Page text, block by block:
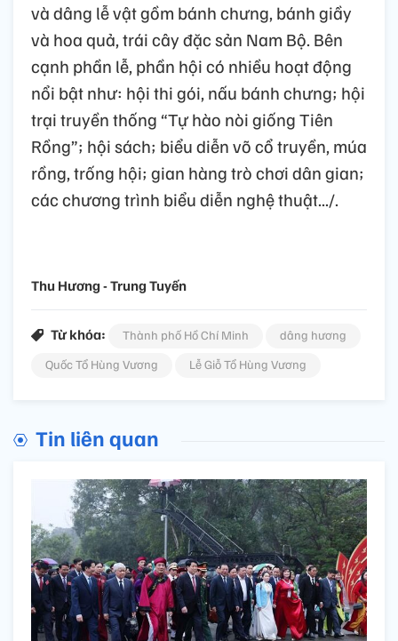
và dâng lễ vật gồm bánh chưng, bánh giầy
và hoa quả, trái cây đặc sản Nam Bộ. Bên
cạnh phần lễ, phần hội có nhiều hoạt động
nổi bật như: hội thi gói, nấu bánh chưng; hội
trại truyền thống “Tự hào nòi giống Tiên
Rồng”; hội sách; biểu diễn võ cổ truyền, múa
rồng, trống hội; gian hàng trò chơi dân gian;
các chương trình biểu diễn nghệ thuật.../.
Thu Hương - Trung Tuyến
Từ khóa: Thành phố Hồ Chí Minh
dâng hương
Quốc Tổ Hùng Vương
Lễ Giỗ Tổ Hùng Vương
Tin liên quan